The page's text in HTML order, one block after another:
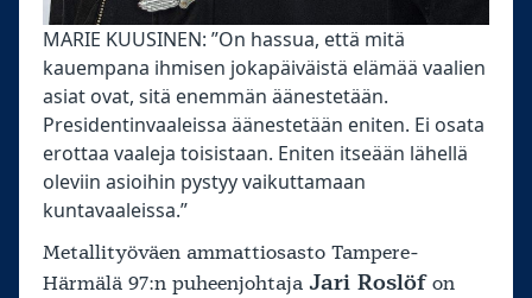
MARIE KUUSINEN: ”On hassua, että mitä
kauempana ihmisen jokapäiväistä elämää vaalien
asiat ovat, sitä enemmän äänestetään.
Presidentinvaaleissa äänestetään eniten. Ei osata
erottaa vaaleja toisistaan. Eniten itseään lähellä
oleviin asioihin pystyy vaikuttamaan
kuntavaaleissa.”
Metallityöväen ammattiosasto Tampere-
Härmälä 97:n puheenjohtaja Jari Roslöfon